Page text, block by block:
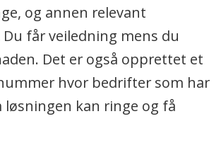
og annen relevant
får veiledning mens du
Det er også opprettet et
hvor bedrifter som har
løsningen kan ringe og få